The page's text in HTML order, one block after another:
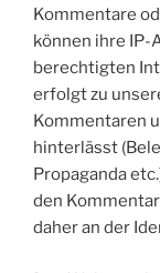
Kommentare
können ihre IP-
berechtigten
erfolgt zu
Kommentaren
hinterlässt
Propaganda
den
daher an der